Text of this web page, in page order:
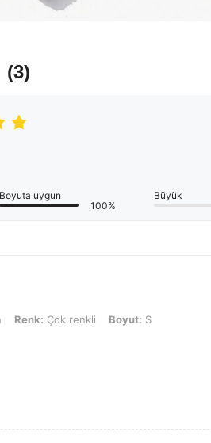
(3)
Boyuta uygun
100%
Büyük
Çok renkli, Boyut: S
Renk: Çok renkli Boyut: S